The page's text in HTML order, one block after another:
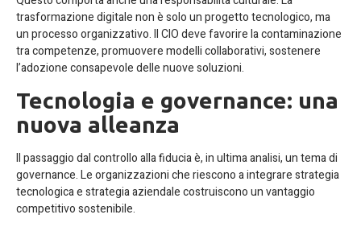
trasformazione digitale non è solo un progetto tecnologico, ma
un processo organizzativo. Il CIO deve favorire la contaminazione
tra competenze, promuovere modelli collaborativi, sostenere
l’adozione consapevole delle nuove soluzioni.
Tecnologia e governance: una
nuova alleanza
Il passaggio dal controllo alla fiducia è, in ultima analisi, un tema di
governance. Le organizzazioni che riescono a integrare strategia
tecnologica e strategia aziendale costruiscono un vantaggio
competitivo sostenibile.